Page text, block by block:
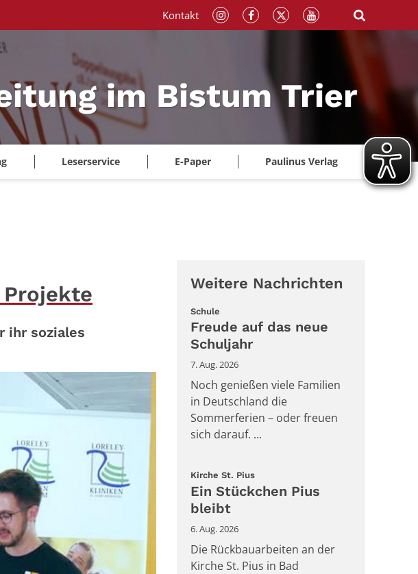
im Bistum Trier
Leserservice E-Paper Paulinus Verlag
Kontakt
ihr soziales
Weitere Nachrichten
Schule
Freude auf das neue
Schuljahr
7. Aug. 2026
Noch genießen viele Familien
in Deutschland die
Sommerferien – oder freuen
sich darauf. ...
Kirche St. Pius:
Ein Stückchen Pius
bleibt
6. Aug. 2026
Die Rückbauarbeiten an der
Kirche St. Pius in Bad